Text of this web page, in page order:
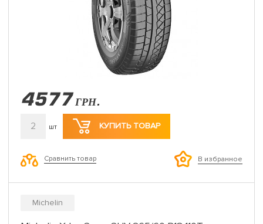
4577 ГРН.
2 шт КУПИТЬ ТОВАР
Сравнить товар В избранное
Michelin